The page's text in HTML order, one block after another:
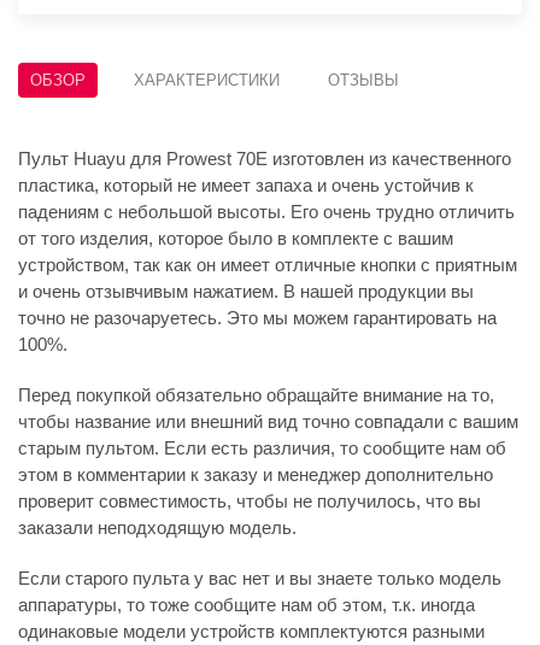
ОБЗОР ХАРАКТЕРИСТИКИ ОТЗЫВЫ
Пульт Huayu для Prowest 70E изготовлен из качественного
пластика, который не имеет запаха и очень устойчив к
падениям с небольшой высоты. Его очень трудно отличить
от того изделия, которое было в комплекте с вашим
устройством, так как он имеет отличные кнопки с приятным
и очень отзывчивым нажатием. В нашей продукции вы
точно не разочаруетесь. Это мы можем гарантировать на
100%.
Перед покупкой обязательно обращайте внимание на то,
чтобы название или внешний вид точно совпадали с вашим
старым пультом. Если есть различия, то сообщите нам об
этом в комментарии к заказу и менеджер дополнительно
проверит совместимость, чтобы не получилось, что вы
заказали неподходящую модель.
Если старого пульта у вас нет и вы знаете только модель
аппаратуры, то тоже сообщите нам об этом, т.к. иногда
одинаковые модели устройств комплектуются разными